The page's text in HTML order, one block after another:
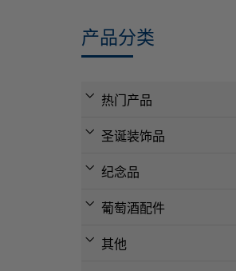
产品分类
热门产品
圣诞装饰品
纪念品
葡萄酒配件
其他